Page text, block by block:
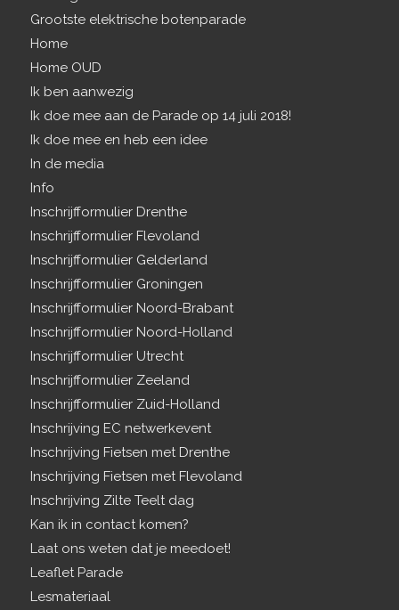
Grootste elektrische botenparade
Home
Home OUD
Ik ben aanwezig
Ik doe mee aan de Parade op 14 juli 2018!
Ik doe mee en heb een idee
In de media
Info
Inschrijfformulier Drenthe
Inschrijfformulier Flevoland
Inschrijfformulier Gelderland
Inschrijfformulier Groningen
Inschrijfformulier Noord-Brabant
Inschrijfformulier Noord-Holland
Inschrijfformulier Utrecht
Inschrijfformulier Zeeland
Inschrijfformulier Zuid-Holland
Inschrijving EC netwerkevent
Inschrijving Fietsen met Drenthe
Inschrijving Fietsen met Flevoland
Inschrijving Zilte Teelt dag
Kan ik in contact komen?
Laat ons weten dat je meedoet!
Leaflet Parade
Lesmateriaal